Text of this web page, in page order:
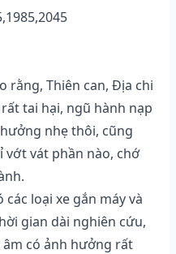
rằng, Thiên can, Địa chi
tai hại, ngũ hành nạp
nhẹ thôi, cũng
vát phần nào, chớ
loại xe gắn máy và
gian dài nghiên cứu,
có ảnh hưởng rất